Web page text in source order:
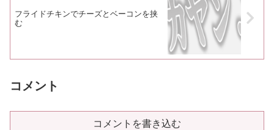
フライドチキンでチーズとベーコンを挟
む
コメント
コメントを書き込む